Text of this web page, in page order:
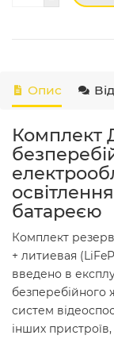
Опис
батареєю
Комплект
+ литиевая
введено в
безперебійного
систем
інших